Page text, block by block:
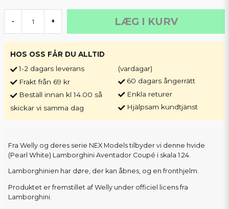
- + LÆG I KURV
HOS OSS FÅR DU ALLTID
1-2 dagars leverans
Frakt från 69 kr
Beställ innan kl 14.00 så
skickar vi samma dag
(vardagar)
60 dagars ångerrätt
Enkla returer
Hjälpsam kundtjänst
Fra Welly og deres serie NEX Models tilbyder vi denne hvide
(Pearl White) Lamborghini Aventador Coupé i skala 1:24.
Lamborghinien har døre, der kan åbnes, og en fronthjelm.
Produktet er fremstillet af Welly under officiel licens fra
Lamborghini.